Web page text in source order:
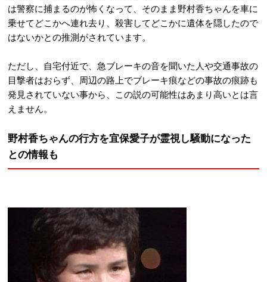
は警察に捕まるのが怖くなって、そのまま野村香ちゃんを車に
乗せてどこかへ連れ去り、殺害してどこかに遺体を隠したので
はないかとの推測がされています。
ただし、自宅付近で、急ブレーキの音を聞いた人や交通事故の
目撃者はおらず、周辺の路上でブレーキ痕などの事故の痕跡も
発見されていない事から、この説の可能性はあまり高いとは言
えません。
野村香ちゃんの行方を宜保愛子が霊視し騒動になった
との情報も